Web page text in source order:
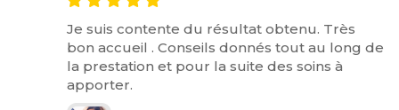
Je suis contente du résultat obtenu. Très
bon accueil . Conseils donnés tout au long de
la prestation et pour la suite des soins à
apporter.